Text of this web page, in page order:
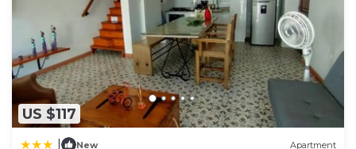
US $117
New Apartment